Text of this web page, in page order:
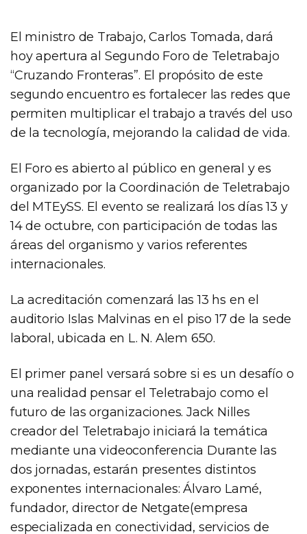
El ministro de Trabajo, Carlos Tomada, dará
hoy apertura al Segundo Foro de Teletrabajo
“Cruzando Fronteras”. El propósito de este
segundo encuentro es fortalecer las redes que
permiten multiplicar el trabajo a través del uso
de la tecnología, mejorando la calidad de vida.
El Foro es abierto al público en general y es
organizado por la Coordinación de Teletrabajo
del MTEySS. El evento se realizará los días 13 y
14 de octubre, con participación de todas las
áreas del organismo y varios referentes
internacionales.
La acreditación comenzará las 13 hs en el
auditorio Islas Malvinas en el piso 17 de la sede
laboral, ubicada en L. N. Alem 650.
El primer panel versará sobre si es un desafío o
una realidad pensar el Teletrabajo como el
futuro de las organizaciones. Jack Nilles
creador del Teletrabajo iniciará la temática
mediante una videoconferencia Durante las
dos jornadas, estarán presentes distintos
exponentes internacionales: Álvaro Lamé,
fundador, director de Netgate(empresa
especializada en conectividad, servicios de